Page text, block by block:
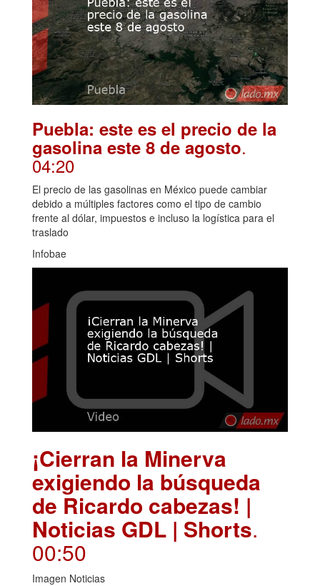
Puebla: este es el precio de la
gasolina este 8 de agosto.
04:20
El precio de las gasolinas en México puede cambiar
debido a múltiples factores como el tipo de cambio
frente al dólar, impuestos e incluso la logística para el
traslado
Infobae
¡Cierran la Minerva
exigiendo la búsqueda
de Ricardo cabezas! |
Noticias GDL | Shorts.
00:50
Imagen Noticias